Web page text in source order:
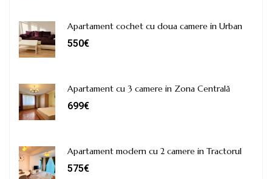
Apartament cochet cu doua camere in Urban
550€
Apartament cu 3 camere in Zona Centrală
699€
Apartament modern cu 2 camere in Tractorul
575€